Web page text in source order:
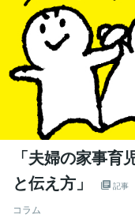
「夫婦の家事
と伝え方」
記事
コラム